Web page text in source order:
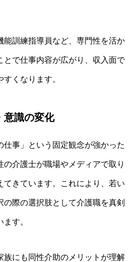
能訓練指導員など、専門性を活か
とで仕事内容が広がり、収入面で
くなります。
意識の変化
仕事」という固定観念が強かった
の介護士が職場やメディアで取り
てきています。これにより、若い
の際の選択肢として介護職を真剣
す。
族にも同性介助のメリットが理解